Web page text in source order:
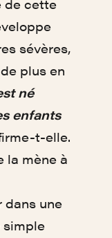
de cette
sévères,
plus en
né
enfants
t-elle.
la mène à
dans une
simple